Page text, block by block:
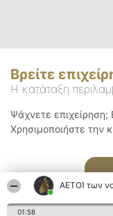
ΑΕΤΟΊ των
01:58
Βρείτε
Η κατάταξη
Ψάχνετε
Χρησιμοποιήστε την